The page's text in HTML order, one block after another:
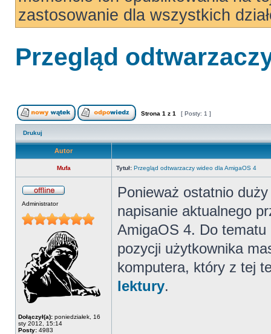
zastosowanie dla wszystkich
Przegląd
Strona 1 z 1 [ Posty: 1 ]
Drukuj
Autor
Mufa Tytuł: Przegląd odtwarzaczy wideo dla AmigaOS 4
Administrator
Dołączył(a): poniedziałek, 16
sty 2012, 15:14
Posty: 4983
Ponieważ ostatnio
napisanie aktualnego
AmigaOS 4. Do tematu
pozycji użytkownika
komputera, który z tej
lektury.